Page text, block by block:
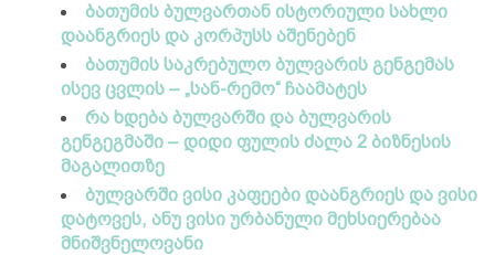
ბათუმის ბულვართან ისტორიული სახლი
დაანგრიეს და კორპუსს აშენებენ
ბათუმის საკრებულო ბულვარის გენგემას
ისევ ცვლის – „სან-რემო“ ჩაამატეს
რა ხდება ბულვარში და ბულვარის
გენგეგმაში – დიდი ფულის ძალა 2 ბიზნესის
მაგალითზე
ბულვარში ვისი კაფეები დაანგრიეს და ვისი
დატოვეს, ანუ ვისი ურბანული მეხსიერებაა
მნიშვნელოვანი